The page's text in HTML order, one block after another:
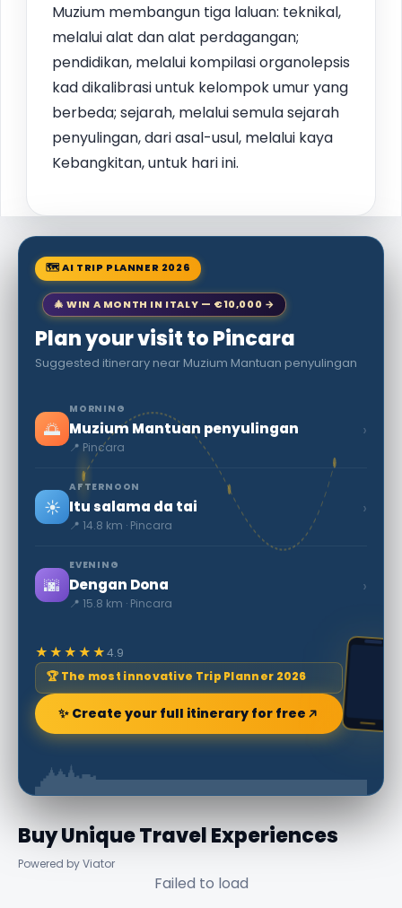
Muzium membangun tiga laluan: teknikal,
melalui alat dan alat perdagangan;
pendidikan, melalui kompilasi organolepsis
kad dikalibrasi untuk kelompok umur yang
berbeda; sejarah, melalui semula sejarah
penyulingan, dari asal-usul, melalui kaya
Kebangkitan, untuk hari ini.
🗺 AI TRIP PLANNER 2026
🎄 WIN A MONTH IN ITALY — €10,000 →
Plan your visit to Pincara
Suggested itinerary near Muzium Mantuan penyulingan
🌅
MORNING
Muzium Mantuan penyulingan
📍 Pincara
›
☀️
AFTERNOON
Itu salama da tai
📍 14.8 km · Pincara
›
🌆
EVENING
Dengan Dona
📍 15.8 km · Pincara
›
★★★★★4.9
🏆 The most innovative Trip Planner 2026
✨ Create your full itinerary for free
Buy Unique Travel Experiences
Powered by Viator
Failed to load